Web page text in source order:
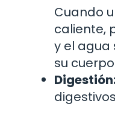
Cuando
caliente,
y el agua
su